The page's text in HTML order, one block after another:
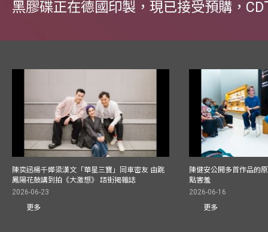
黑膠碟正在德國印製，現已接受預購，
陳奕迅楊千嬅梁漢文「華星三寶」同車密友 由跳
鳳陽花鼓講到拍《大激想》 踎街揭雜誌
2026-06-23
更多
陳健安公開多首作品的
點害羞
2026-06-16
更多